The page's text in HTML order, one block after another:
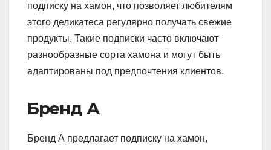
подписку на хамон, что позволяет любителям
этого деликатеса регулярно получать свежие
продукты. Такие подписки часто включают
разнообразные сорта хамона и могут быть
адаптированы под предпочтения клиентов.
Бренд А
Бренд А предлагает подписку на хамон,